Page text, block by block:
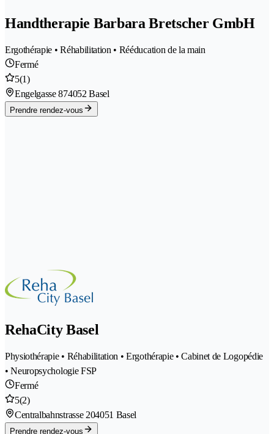
Handtherapie Barbara Bretscher GmbH
Ergothérapie • Réhabilitation • Rééducation de la main
Fermé
5(1)
Engelgasse 874052 Basel
Prendre rendez-vous
RehaCity Basel
Physiothérapie • Réhabilitation • Ergothérapie • Cabinet de Logopédie
• Neuropsychologie FSP
Fermé
5(2)
Centralbahnstrasse 204051 Basel
Prendre rendez-vous